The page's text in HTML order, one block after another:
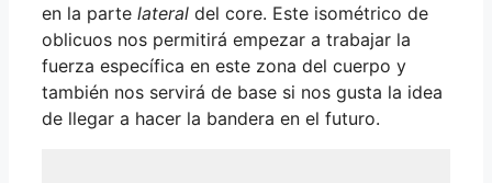
en la parte lateral del core. Este isométrico de
oblicuos nos permitirá empezar a trabajar la
fuerza específica en este zona del cuerpo y
también nos servirá de base si nos gusta la idea
de llegar a hacer la bandera en el futuro.